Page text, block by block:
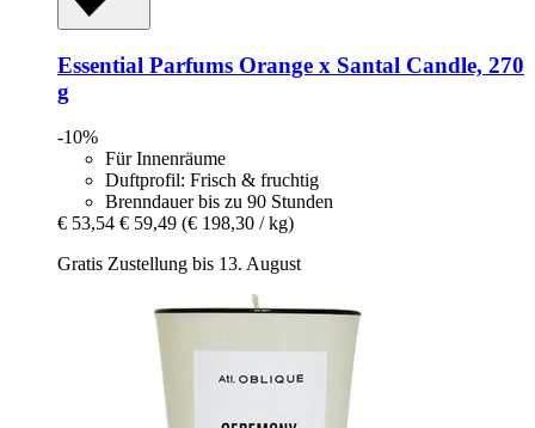
Essential Parfums Orange x Santal Candle, 270
g
-10%
Für Innenräume
Duftprofil: Frisch & fruchtig
Brenndauer bis zu 90 Stunden
€ 53,54 € 59,49 (€ 198,30 / kg)
Gratis Zustellung bis 13. August